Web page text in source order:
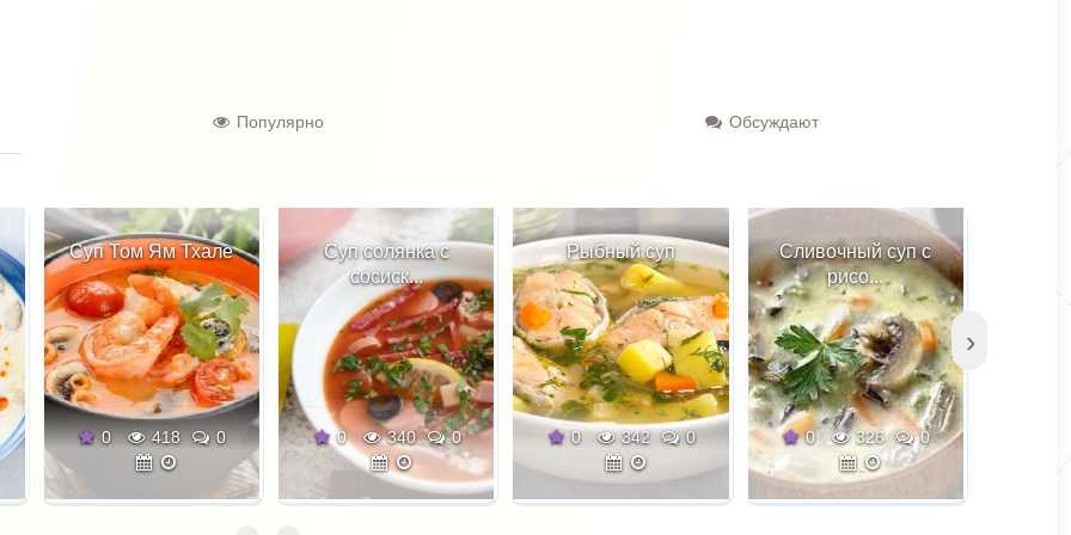
Популярно Обсуждают
Ям Тхале
418 0
Суп солянка с
сосиск...
0 340 0
Рыбный суп
0 342 0
Сливочный суп с
рисо...
0 326 0
Суп с рисовой
лапшой
0 269
›